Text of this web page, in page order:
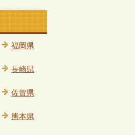
福岡県
長崎県
佐賀県
熊本県